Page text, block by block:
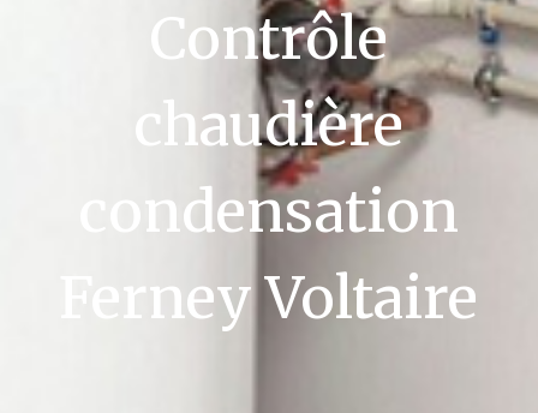
Contrôle
chaudière
condensation
Ferney Voltaire